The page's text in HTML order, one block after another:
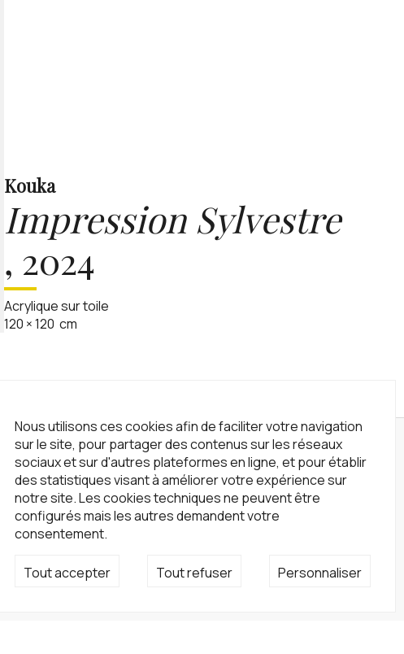
Nous utilisons ces cookies afin de faciliter votre navigation
sur le site, pour partager des contenus sur les réseaux
sociaux et sur d'autres plateformes en ligne, et pour établir
des statistiques visant à améliorer votre expérience sur
notre site. Les cookies techniques ne peuvent être
configurés mais les autres demandent votre
consentement.
Tout accepter Tout refuser Personnaliser
Kouka
Impression Sylvestre
, 2024
Acrylique sur toile
120 ×120 cm
Newsletter
Inscrivez-vous à notre newsletter !
S'inscrire
Réseaux sociaux